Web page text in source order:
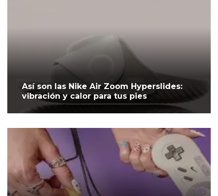
Así son las Nike Air Zoom Hyperslides:
vibración y calor para tus pies